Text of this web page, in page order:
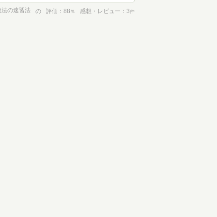
の速習法 の 評価 88 ％ 感想・レビュー 3件